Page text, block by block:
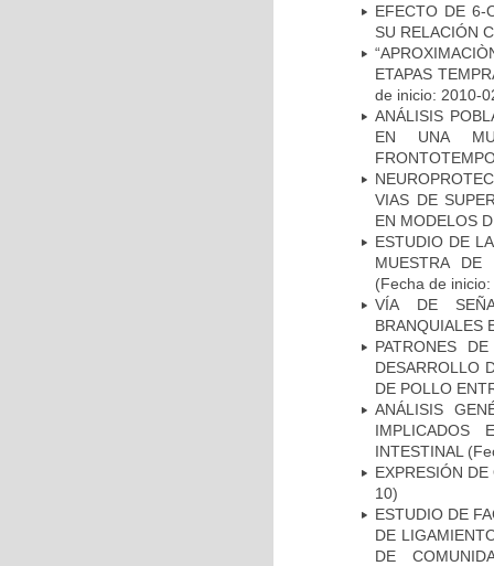
EFECTO DE 6-
SU RELACIÓN
ETAPAS
de inicio: 2010-
ANÁLISIS
EN UNA
VIAS DE
EN MODELOS
ESTUDIO DE
MUESTRA DE
(Fecha de
VÍA DE
BRANQUIALES
PATRONES
DESARROLLO
DE POLLO
ANÁLISIS
IMPLICADOS
INTESTINAL
EXPRESIÓN
10)
ESTUDIO DE
DE
DE